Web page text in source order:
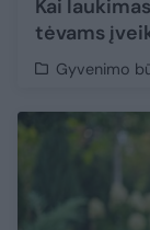
Kai
tėvams
Gyvenimo